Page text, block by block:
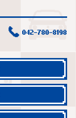
042-780-8198